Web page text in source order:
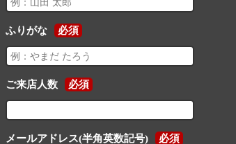
ふりがな 必須
ご来店人数 必須
メールアドレス(半角英数記号) 必須